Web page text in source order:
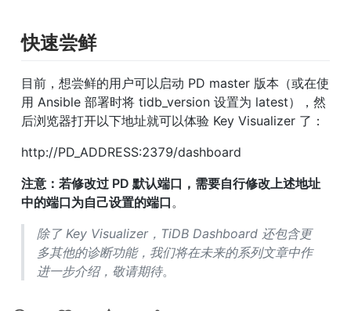
快速尝鲜
目前，想尝鲜的用户可以启动 PD master 版本（或在使
用 Ansible 部署时将 tidb_version 设置为 latest），然
后浏览器打开以下地址就可以体验 Key Visualizer 了：
http://PD_ADDRESS:2379/dashboard
注意：若修改过 PD 默认端口，需要自行修改上述地址
中的端口为自己设置的端口。
除了 Key Visualizer，TiDB Dashboard 还包含更
多其他的诊断功能，我们将在未来的系列文章中作
进一步介绍，敬请期待。